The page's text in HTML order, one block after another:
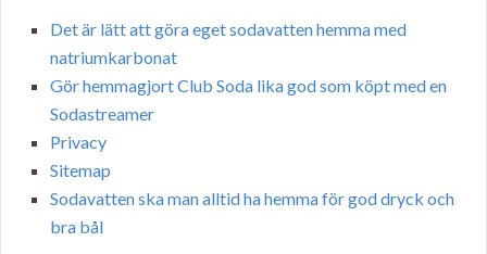
Det är lätt att göra eget sodavatten hemma med
natriumkarbonat
Gör hemmagjort Club Soda lika god som köpt med en
Sodastreamer
Privacy
Sitemap
Sodavatten ska man alltid ha hemma för god dryck och
bra bål